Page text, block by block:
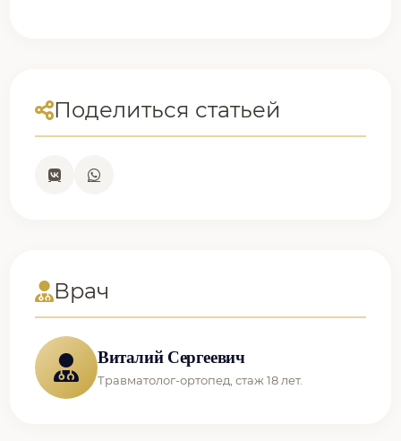
Поделиться статьей
Врач
Виталий Сергеевич
Травматолог-ортопед, стаж 18 лет.